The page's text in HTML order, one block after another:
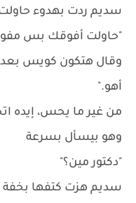
سديم ردت بهدوء
"حاولت أفوقك بس
وقال هتكون كويس
أهو."
من غير ما يحس، إيده
وهو بيسأل بسرعة
"دكتور مين؟"
سديم هزت كتفها بخفة